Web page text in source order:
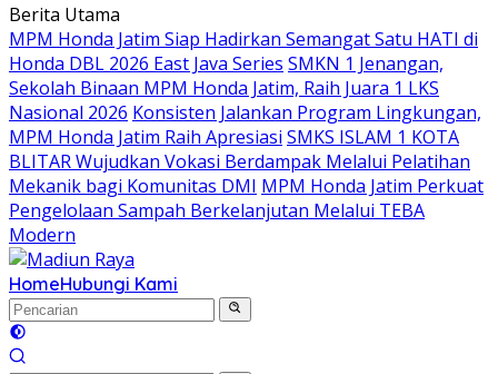
Langsung
ke
konten
Berita Utama
MPM Honda Jatim Siap Hadirkan Semangat Satu HATI di
Honda DBL 2026 East Java Series SMKN 1 Jenangan,
Sekolah Binaan MPM Honda Jatim, Raih Juara 1 LKS
Nasional 2026 Konsisten Jalankan Program Lingkungan,
MPM Honda Jatim Raih Apresiasi SMKS ISLAM 1 KOTA
BLITAR Wujudkan Vokasi Berdampak Melalui Pelatihan
Mekanik bagi Komunitas DMI MPM Honda Jatim Perkuat
Pengelolaan Sampah Berkelanjutan Melalui TEBA
Modern
HomeHubungi Kami